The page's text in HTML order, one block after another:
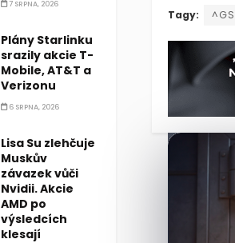
Silný růst
Tagy:
7 SRPNA, 2026
Plány Starlinku
srazily akcie T-
Mobile, AT&T a
Verizonu
6 SRPNA, 2026
Lisa Su zlehčuje
Muskův
závazek vůči
Nvidii. Akcie
AMD po
výsledcích
klesají